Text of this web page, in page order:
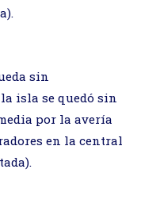
sin
isla se quedó sin
por la avería
en la central